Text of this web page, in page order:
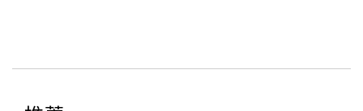
四、訂單異動